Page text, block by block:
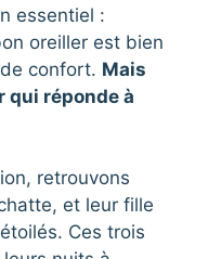
essentiel :
oreiller est bien
confort. Mais
qui réponde à
retrouvons
et leur fille
Ces trois